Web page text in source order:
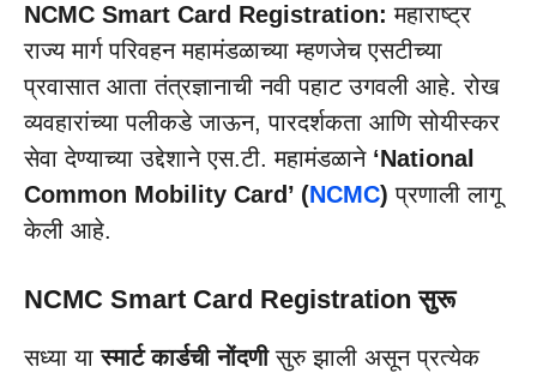
NCMC Smart Card Registration: महाराष्ट्र
राज्य मार्ग परिवहन महामंडळाच्या म्हणजेच एसटीच्या
प्रवासात आता तंत्रज्ञानाची नवी पहाट उगवली आहे. रोख
व्यवहारांच्या पलीकडे जाऊन, पारदर्शकता आणि सोयीस्कर
सेवा देण्याच्या उ‌द्देशाने एस.टी. महामंडळाने ‘National
Common Mobility Card’ (NCMC) प्रणाली लागू
केली आहे.
NCMC Smart Card Registration सुरू
सध्या यास्मार्ट कार्डची नोंदणीसुरु झाली असून प्रत्येक